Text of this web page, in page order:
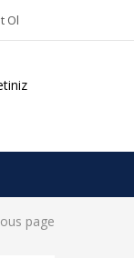
Ol
page